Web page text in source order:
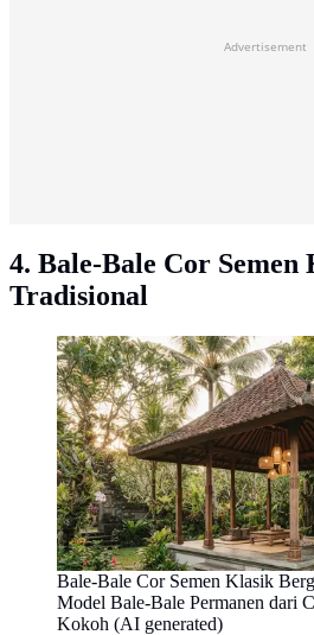
Advertisement
4. Bale-Bale Cor Semen
Tradisional
Bale-Bale Cor Semen Klasik
Model Bale-Bale Permanen dari
Kokoh (AI generated)